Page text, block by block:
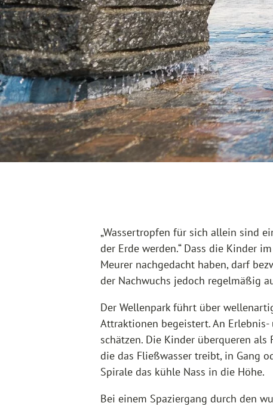
„Wassertropfen für sich allein sind
der Erde werden.“ Dass die Kinder
Meurer nachgedacht haben, darf
der Nachwuchs jedoch regelmäßig
Der Wellenpark führt über
Attraktionen begeistert. An
schätzen. Die Kinder überqueren
die das Fließwasser treibt, in Gang
Spirale das kühle Nass in die Höhe.
Bei einem Spaziergang durch den